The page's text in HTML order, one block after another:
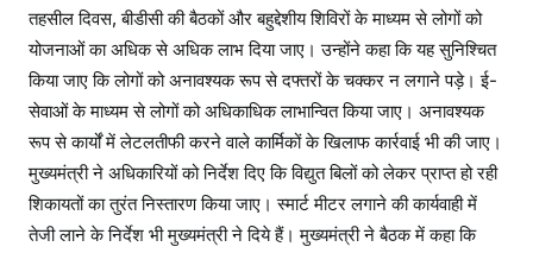
तहसील दिवस, बीडीसी की बैठकों और बहुद्देशीय शिविरों के माध्यम से लोगों को
योजनाओं का अधिक से अधिक लाभ दिया जाए। उन्होंने कहा कि यह सुनिश्चित
किया जाए कि लोगों को अनावश्यक रूप से दफ्तरों के चक्कर न लगाने पड़े। ई-
सेवाओं के माध्यम से लोगों को अधिकाधिक लाभान्वित किया जाए। अनावश्यक
रूप से कार्यों में लेटलतीफी करने वाले कार्मिकों के खिलाफ कार्रवाई भी की जाए।
मुख्यमंत्री ने अधिकारियों को निर्देश दिए कि विद्युत बिलों को लेकर प्राप्त हो रही
शिकायतों का तुरंत निस्तारण किया जाए। स्मार्ट मीटर लगाने की कार्यवाही में
तेजी लाने के निर्देश भी मुख्यमंत्री ने दिये हैं। मुख्यमंत्री ने बैठक में कहा कि